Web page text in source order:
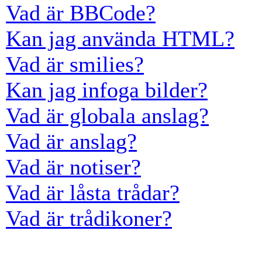
Vad är BBCode?
Kan jag använda HTML?
Vad är smilies?
Kan jag infoga bilder?
Vad är globala anslag?
Vad är anslag?
Vad är notiser?
Vad är låsta trådar?
Vad är trådikoner?